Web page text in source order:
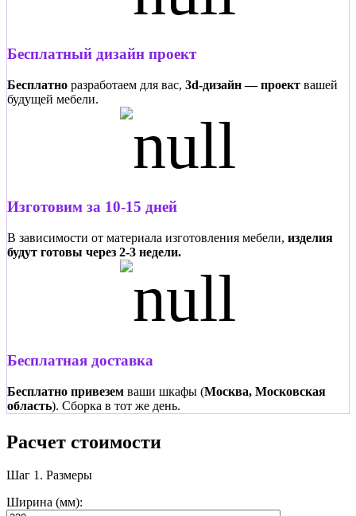
Бесплатный дизайн проект
Бесплатно разработаем для вас, 3d-дизайн — проект вашей
будущей мебели.
Изготовим за 10-15 дней
В зависимости от материала изготовления мебели, изделия
будут готовы через 2-3 недели.
Бесплатная доставка
Бесплатно привезем ваши шкафы (Москва, Московская
область). Сборка в тот же день.
Расчет стоимости
Шаг 1. Размеры
Ширина (мм):